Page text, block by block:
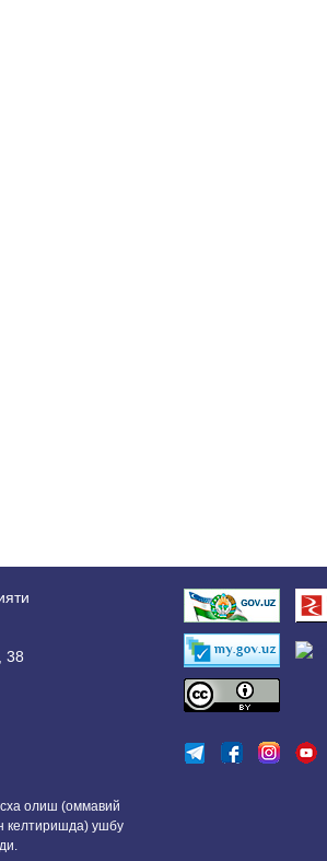
38
олиш (оммавий
келтиришда) ушбу